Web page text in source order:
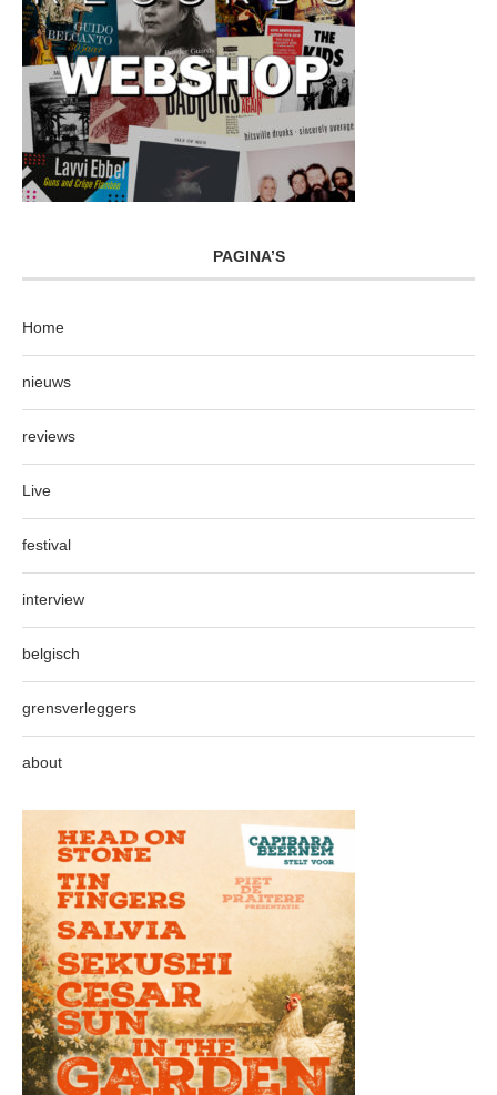
PAGINA’S
Home
nieuws
reviews
Live
festival
interview
belgisch
grensverleggers
about